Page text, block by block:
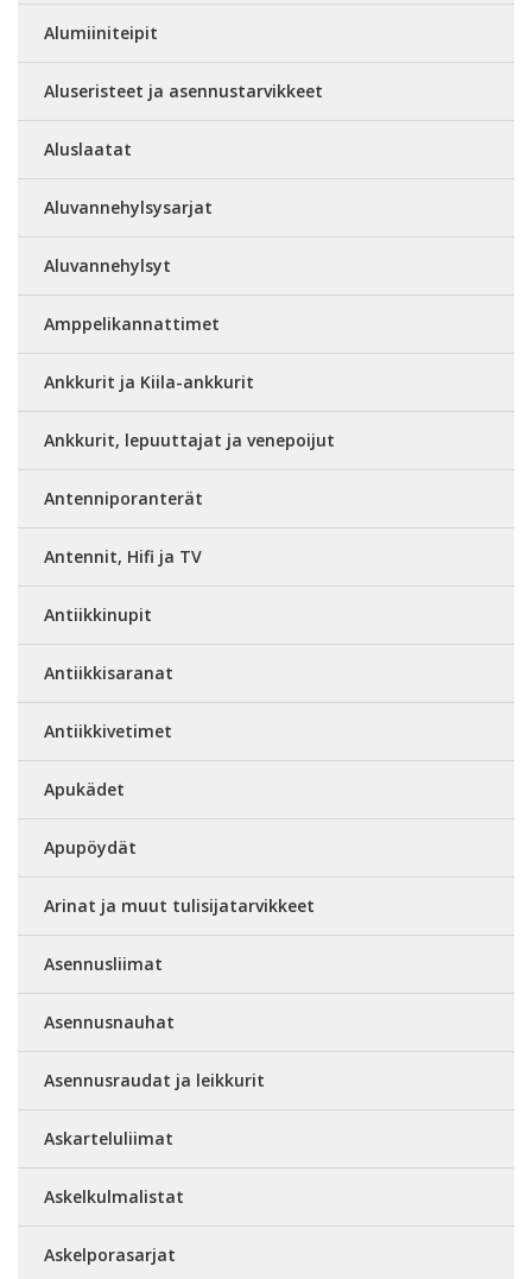
Alumiiniteipit
Aluseristeet ja asennustarvikkeet
Aluslaatat
Aluvannehylsysarjat
Aluvannehylsyt
Amppelikannattimet
Ankkurit ja Kiila-ankkurit
Ankkurit, lepuuttajat ja venepoijut
Antenniporanterät
Antennit, Hifi ja TV
Antiikkinupit
Antiikkisaranat
Antiikkivetimet
Apukädet
Apupöydät
Arinat ja muut tulisijatarvikkeet
Asennusliimat
Asennusnauhat
Asennusraudat ja leikkurit
Askarteluliimat
Askelkulmalistat
Askelporasarjat